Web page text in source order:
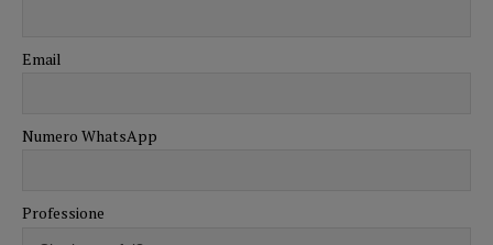
Email
Numero WhatsApp
Professione